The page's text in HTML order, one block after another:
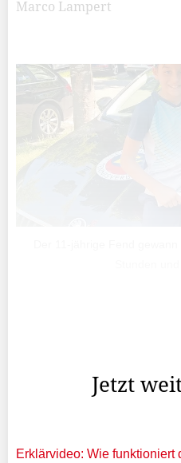
Marco Lampert
Jetzt
Erklärvideo: Wie funktioniert